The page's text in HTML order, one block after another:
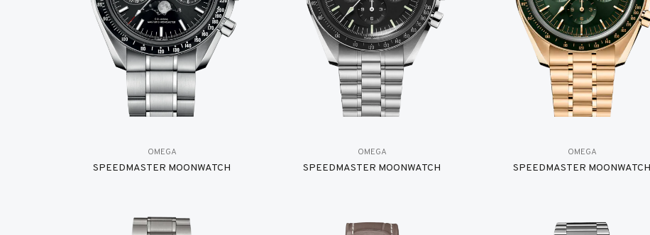
OMEGA
SPEEDMASTER MOONWATCH
OMEGA
SPEEDMASTER MOONWATCH
OMEGA
SPEEDMASTER MOONWATCH